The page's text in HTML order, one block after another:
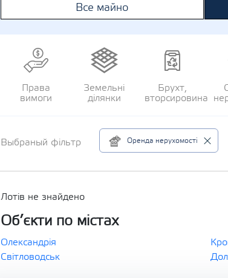
Все майно
Права
вимоги
Земельні
ділянки
Брухт,
вторсировина
Выбраный фільтр Оренда нерухомості
Лотів не знайдено
Об’єкти по містах
Олександрія
Світловодськ